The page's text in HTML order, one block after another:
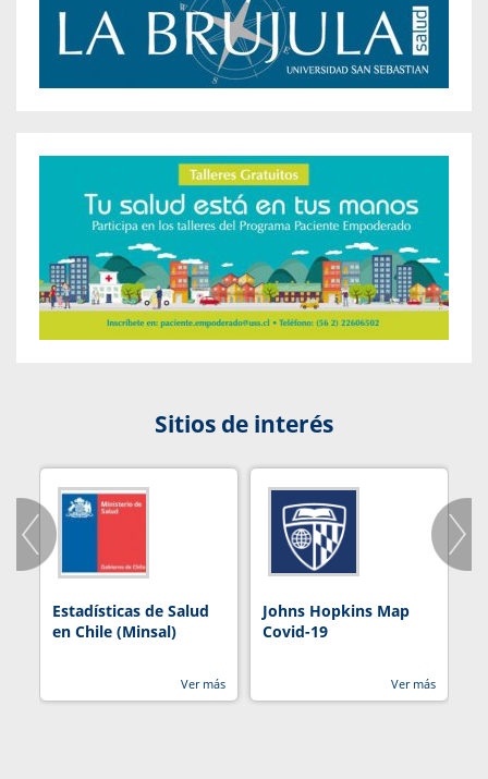
Sitios de interés
Estadísticas de Salud
en Chile (Minsal)
Ver más
Johns Hopkins Map
Covid-19
Ver más